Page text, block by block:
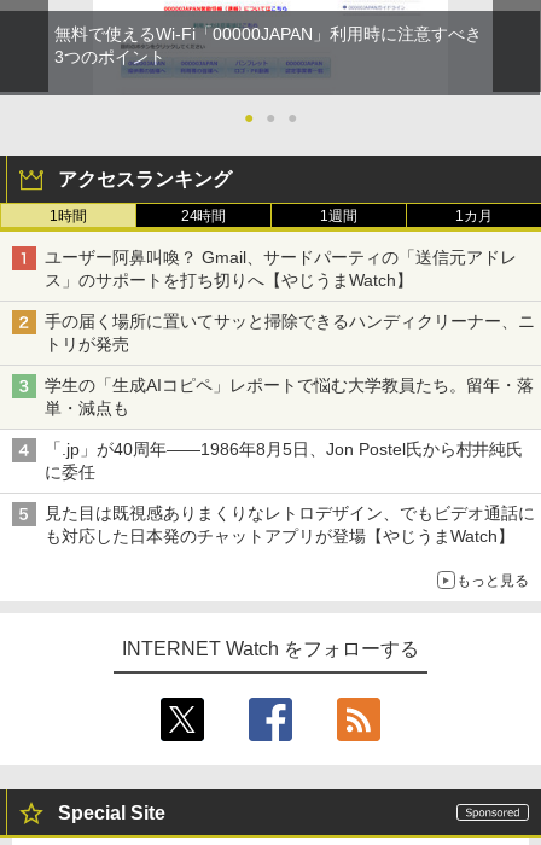
無料で使えるWi-Fi「00000JAPAN」利用時に注意すべき
3つのポイント
● ● ●
アクセスランキング
1時間 24時間 1週間 1カ月
ユーザー阿鼻叫喚？ Gmail、サードパーティの「送信元アドレ
ス」のサポートを打ち切りへ【やじうまWatch】
手の届く場所に置いてサッと掃除できるハンディクリーナー、ニ
トリが発売
学生の「生成AIコピペ」レポートで悩む大学教員たち。留年・落
単・減点も
「.jp」が40周年――1986年8月5日、Jon Postel氏から村井純氏
に委任
見た目は既視感ありまくりなレトロデザイン、でもビデオ通話に
も対応した日本発のチャットアプリが登場【やじうまWatch】
もっと見る
INTERNET Watch をフォローする
Special Site